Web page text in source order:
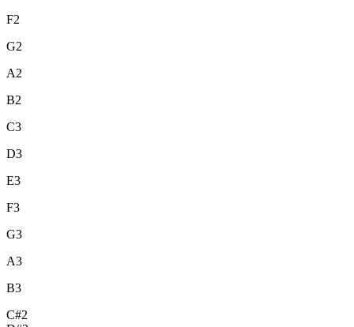
F2
G2
A2
B2
C3
D3
E3
F3
G3
A3
B3
C#2